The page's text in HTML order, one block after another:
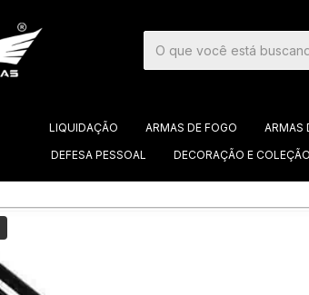
LIQUIDAÇÃO ARMAS DE FOGO ARMAS
DEFESA PESSOAL
DECORAÇÃO E COLEÇÃO